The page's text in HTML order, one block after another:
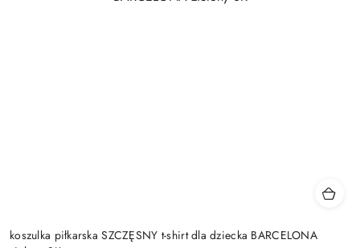
koszulka piłkarska SZCZĘSNY t-shirt dla dziecka BARCELONA